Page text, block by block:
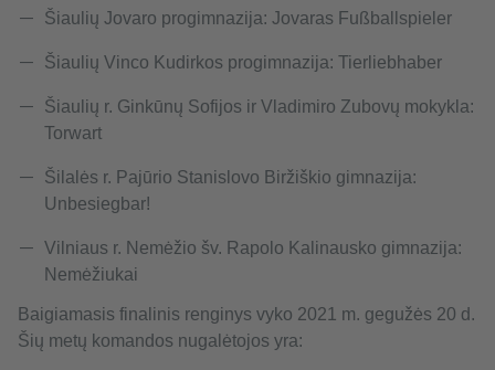
Šiaulių Jovaro progimnazija: Jovaras Fußballspieler
Šiaulių Vinco Kudirkos progimnazija: Tierliebhaber
Šiaulių r. Ginkūnų Sofijos ir Vladimiro Zubovų mokykla:
Torwart
Šilalės r. Pajūrio Stanislovo Biržiškio gimnazija:
Unbesiegbar!
Vilniaus r. Nemėžio šv. Rapolo Kalinausko gimnazija:
Nemėžiukai
Baigiamasis finalinis renginys vyko 2021 m. gegužės 20 d.
Šių metų komandos nugalėtojos yra: